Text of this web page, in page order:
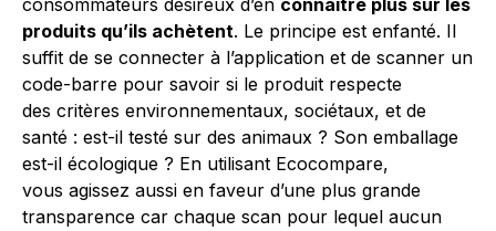
consommateurs désireux d’en connaitre plus sur les
produits qu’ils achètent. Le principe est enfanté. Il
suffit de se connecter à l’application et de scanner un
code-barre pour savoir si le produit respecte
des critères environnementaux, sociétaux, et de
santé : est-il testé sur des animaux ? Son emballage
est-il écologique ? En utilisant Ecocompare,
vous agissez aussi en faveur d’une plus grande
transparence car chaque scan pour lequel aucun